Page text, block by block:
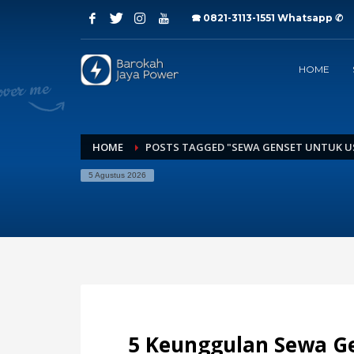
Archives
Juli 2026
Maret 2026
Februari 2026
Januari 2026
🕿 0821-3113-1551 Whatsapp ✆
HOME
HOME POSTS TAGGED "SEWA GENSET UNTUK
5 Agustus 2026
5 Keunggulan Sewa